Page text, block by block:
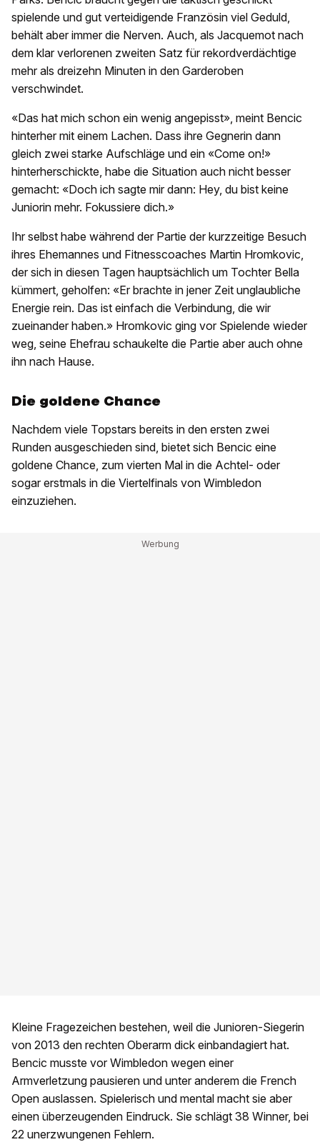
spielende und gut verteidigende Französin viel Geduld,
behält aber immer die Nerven. Auch, als Jacquemot nach
dem klar verlorenen zweiten Satz für rekordverdächtige
mehr als dreizehn Minuten in den Garderoben
verschwindet.
«Das hat mich schon ein wenig angepisst», meint Bencic
hinterher mit einem Lachen. Dass ihre Gegnerin dann
gleich zwei starke Aufschläge und ein «Come on!»
hinterherschickte, habe die Situation auch nicht besser
gemacht: «Doch ich sagte mir dann: Hey, du bist keine
Juniorin mehr. Fokussiere dich.»
Ihr selbst habe während der Partie der kurzzeitige Besuch
ihres Ehemannes und Fitnesscoaches Martin Hromkovic,
der sich in diesen Tagen hauptsächlich um Tochter Bella
kümmert, geholfen: «Er brachte in jener Zeit unglaubliche
Energie rein. Das ist einfach die Verbindung, die wir
zueinander haben.» Hromkovic ging vor Spielende wieder
weg, seine Ehefrau schaukelte die Partie aber auch ohne
ihn nach Hause.
Die goldene Chance
Nachdem viele Topstars bereits in den ersten zwei
Runden ausgeschieden sind, bietet sich Bencic eine
goldene Chance, zum vierten Mal in die Achtel- oder
sogar erstmals in die Viertelfinals von Wimbledon
einzuziehen.
Kleine Fragezeichen bestehen, weil die Junioren-Siegerin
von 2013 den rechten Oberarm dick einbandagiert hat.
Bencic musste vor Wimbledon wegen einer
Armverletzung pausieren und unter anderem die French
Open auslassen. Spielerisch und mental macht sie aber
einen überzeugenden Eindruck. Sie schlägt 38 Winner, bei
22 unerzwungenen Fehlern.